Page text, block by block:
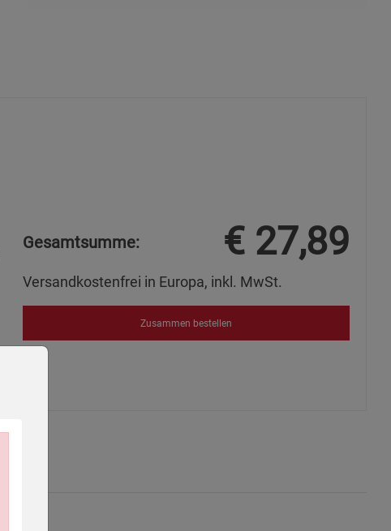
Gesamtsumme: € 27,89
Versandkostenfrei in Europa, inkl. MwSt.
Zusammen bestellen